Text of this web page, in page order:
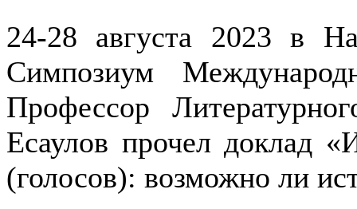
24-28 августа 2023 в
Симпозиум
Профессор
Есаулов прочел доклад
(голосов): возможно ли